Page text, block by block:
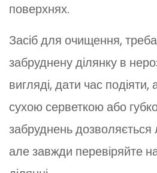
поверхнях.
Засіб для очищення,
забруднену ділянку в
вигляді, дати час подіяти,
сухою серветкою або
забруднень дозволяється
але завжди перевіряйте